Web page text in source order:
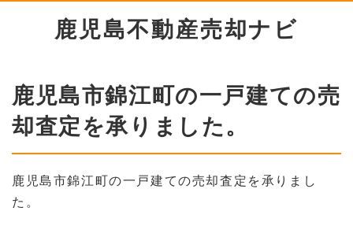
鹿児島不動産売却ナビ
鹿児島市錦江町の一戸建ての売
却査定を承りました。
鹿児島市錦江町の一戸建ての売却査定を承りまし
た。